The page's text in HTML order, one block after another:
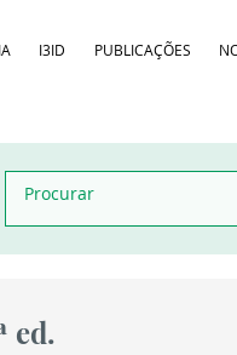
I3ID PUBLICAÇÕES
ed.